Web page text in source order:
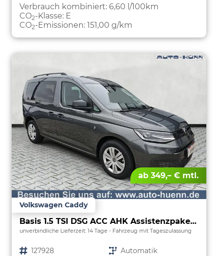
Verbrauch kombiniert: 6,60 l/100km
CO2-Klasse: E
CO2-Emissionen: 151,00 g/km
ab 349,– € mtl.
Volkswagen Caddy
Basis 1.5 TSI DSG ACC AHK Assistenzpaket Kamera
unverbindliche Lieferzeit: 14 Tage Fahrzeug mit Tageszulassung
Fahrzeugnr. 127928 Getriebe Automatik